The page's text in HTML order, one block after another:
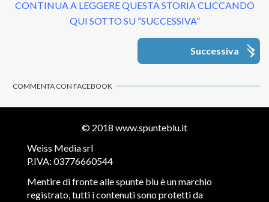
CONTINUA A LEGGERE QUESTA STORIA CLICCANDO
QUI SOTTO SU “SUCCESSIVA”
Successiva
COMMENTA CON FACEBOOK
© 2018 www.spunteblu.it
Weiss Media srl
P.IVA: 03776660544
Mentire di fronte alle spunte blu è un marchio
registrato, tutti i contenuti sono protetti da